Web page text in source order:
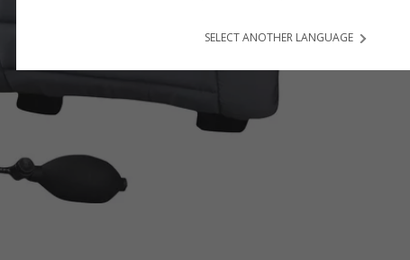
SELECT ANOTHER LANGUAGE